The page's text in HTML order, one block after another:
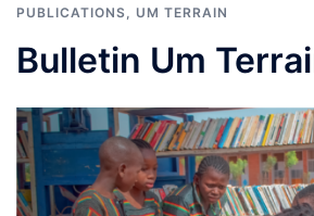
PUBLICATIONS, UM TERRAIN
Bulletin Um